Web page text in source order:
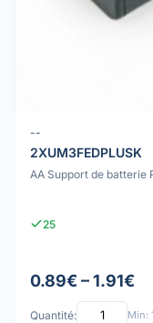
--
2XUM3FEDPLUSK
AA Support de batterie
25
0.89€ – 1.91€
Quantité: Min: